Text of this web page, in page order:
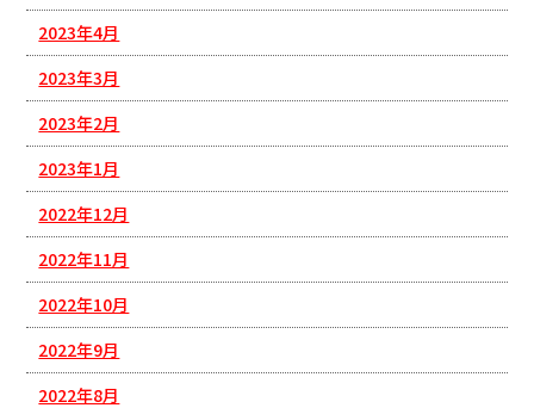
2023年4月
2023年3月
2023年2月
2023年1月
2022年12月
2022年11月
2022年10月
2022年9月
2022年8月